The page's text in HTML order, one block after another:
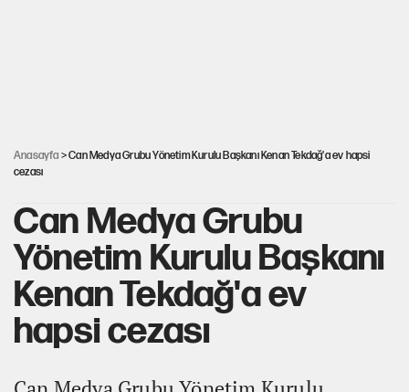
Anasayfa > Can Medya Grubu Yönetim Kurulu Başkanı Kenan Tekdağ'a ev hapsi
cezası
Can Medya Grubu
Yönetim Kurulu Başkanı
Kenan Tekdağ'a ev
hapsi cezası